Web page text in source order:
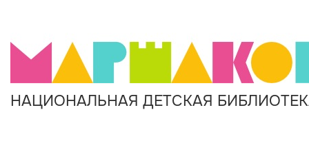
НАЦИОНАЛЬНАЯ ДЕТСКАЯ